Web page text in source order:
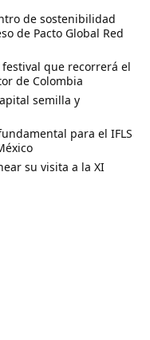
de sostenibilidad
de Pacto Global Red
festival que recorrerá el
de Colombia
semilla y
para el IFLS
su visita a la XI